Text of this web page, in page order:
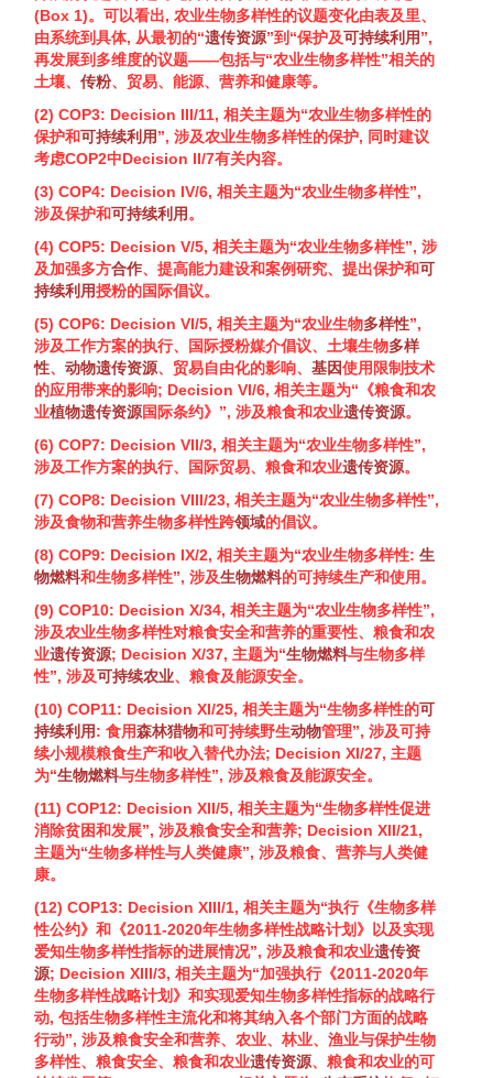
(Box 1)。可以看出, 农业生物多样性的议题变化由表及里、
由系统到具体, 从最初的“遗传资源”到“保护及可持续利用”,
再发展到多维度的议题——包括与“农业生物多样性”相关的
土壤、 传粉、贸易、能源、营养和健康等。
(2) COP3: Decision III/11, 相关主题为“农业生物多样性的
保护和可持续利用”, 涉及农业生物多样性的保护, 同时建议
考虑COP2中Decision II/7有关内容。
(3) COP4: Decision IV/6, 相关主题为“农业生物多样性”,
涉及保护和可持续利用。
(4) COP5: Decision V/5, 相关主题为“农业生物多样性”, 涉
及加强多方合作、提高能力建设和案例研究、提出保护和可
持续利用授粉的国际倡议。
(5) COP6: Decision VI/5, 相关主题为“农业生物多样性”,
涉及工作方案的执行、国际授粉媒介倡议、土壤生物多样
性、 动物遗传资源、贸易自由化的影响、 基因使用限制技术
的应用带来的影响; Decision VI/6, 相关主题为“《粮食和农
业植物遗传资源国际条约》”, 涉及粮食和农业遗传资源。
(6) COP7: Decision VII/3, 相关主题为“农业生物多样性”,
涉及工作方案的执行、国际贸易、粮食和农业遗传资源。
(7) COP8: Decision VIII/23, 相关主题为“农业生物多样性”,
涉及食物和营养生物多样性跨领域的倡议。
(8) COP9: Decision IX/2, 相关主题为“农业生物多样性: 生
物燃料和生物多样性”, 涉及生物燃料的可持续生产和使用。
(9) COP10: Decision X/34, 相关主题为“农业生物多样性”,
涉及农业生物多样性对粮食安全和营养的重要性、粮食和农
业遗传资源; Decision X/37, 主题为“生物燃料与生物多样
性”, 涉及可持续农业、粮食及能源安全。
(10) COP11: Decision XI/25, 相关主题为“生物多样性的可
持续利用: 食用森林猎物和可持续野生动物管理”, 涉及可持
续小规模粮食生产和收入替代办法; Decision XI/27, 主题
为“生物燃料与生物多样性”, 涉及粮食及能源安全。
(11) COP12: Decision XII/5, 相关主题为“生物多样性促进
消除贫困和发展”, 涉及粮食安全和营养; Decision XII/21,
主题为“生物多样性与人类健康”, 涉及粮食、营养与人类健
康。
(12) COP13: Decision XIII/1, 相关主题为“执行《生物多样
性公约》和《2011-2020年生物多样性战略计划》以及实现
爱知生物多样性指标的进展情况”, 涉及粮食和农业遗传资
源; Decision XIII/3, 相关主题为“加强执行《2011-2020年
生物多样性战略计划》和实现爱知生物多样性指标的战略行
动, 包括生物多样性主流化和将其纳入各个部门方面的战略
行动”, 涉及粮食安全和营养、农业、林业、渔业与保护生物
多样性、粮食安全、粮食和农业遗传资源、粮食和农业的可